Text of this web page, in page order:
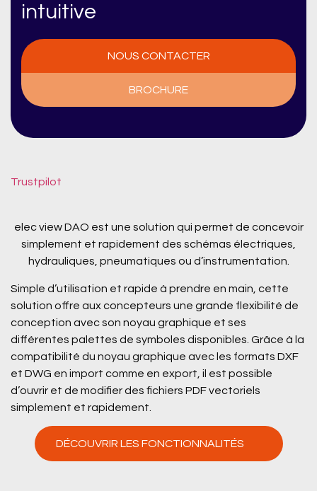
intuitive
NOUS CONTACTER
BROCHURE
Trustpilot
elec view DAO est une solution qui permet de concevoir
simplement et rapidement des schémas électriques,
hydrauliques, pneumatiques ou d’instrumentation.
Simple d’utilisation et rapide à prendre en main, cette
solution offre aux concepteurs une grande flexibilité de
conception avec son noyau graphique et ses
différentes palettes de symboles disponibles. Grâce à la
compatibilité du noyau graphique avec les formats DXF
et DWG en import comme en export, il est possible
d’ouvrir et de modifier des fichiers PDF vectoriels
simplement et rapidement.
DÉCOUVRIR LES FONCTIONNALITÉS